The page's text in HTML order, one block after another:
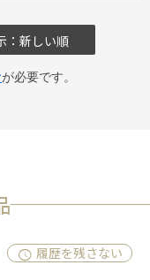
：新しい順
が必要です。
履歴を残さない